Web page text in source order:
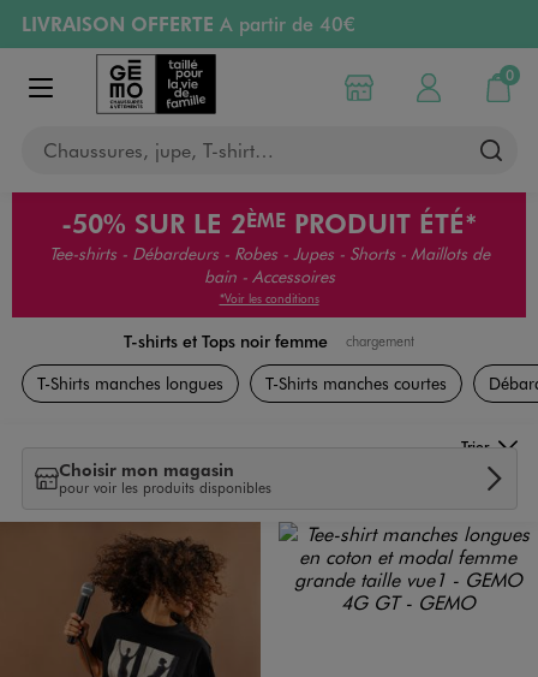
Aller au contenu principal
Aller à la navigation
LIVRAISON OFFERTE A partir de 40€
RETRAIT ET LIVRAISON OFFERTE
en magasin
PAYEZ EN 3x SANS FRAIS
Retours OFFERTS
pendant 30 jours
Afficher le menu
Chaussures, jupe, T-shirt…
Choisir mon magasin
Mon compte
0
Mon
-50% SUR LE 2ÈME PRODUIT ÉTÉ*
Tee-shirts - Débardeurs - Robes - Jupes - Shorts - Maillots de
bain - Accessoires
*Voir les conditions
T-shirts et Tops noir femme chargement
Vêtements
T-Shirts manches longues T-Shirts manches courtes
Choisir mon magasin
pour voir les produits disponibles
Trier